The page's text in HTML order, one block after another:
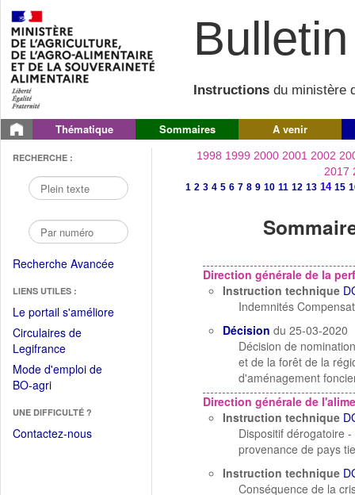
Instructions du ministère
Thématique Sommaires A venir
RECHERCHE :
Recherche Avancée
LIENS UTILES :
Le portail s'améliore(Fichier
Circulaires de
Legifrance(Ouvrir
dans
une
fenêtre)
Mode d'emploi de
BO-agri(Ouvrir
une
nouvelle
UNE DIFFICULTÉ ?
Contactez-nous
1998 1999 2000 2001 2002
2017
1 2 3 4 5 6 7 8 9 10 11 12 13 14 15
Direction générale de la
Instruction technique
Indemnités
Décision du 25-03-2020
Décision de
et de la forêt de la
d'aménagement
Direction générale de
Instruction technique
Dispositif dérogatoire
provenance de pays
Instruction technique
Conséquence de la